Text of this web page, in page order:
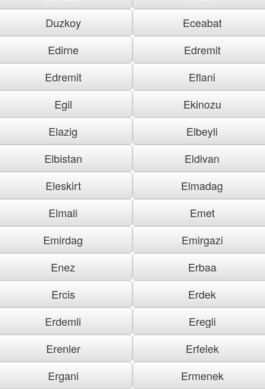
Duzkoy
Eceabat
Edirne
Edremit
Edremit
Eflani
Egil
Ekinozu
Elazig
Elbeyli
Elbistan
Eldivan
Eleskirt
Elmadag
Elmali
Emet
Emirdag
Emirgazi
Enez
Erbaa
Ercis
Erdek
Erdemli
Eregli
Erenler
Erfelek
Ergani
Ermenek